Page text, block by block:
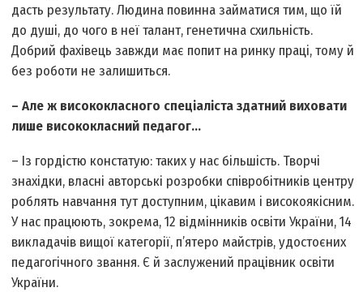
дасть результату. Людина повинна займатися тим, що їй
до душі, до чого в неї талант, генетична схильність.
Добрий фахівець завжди має попит на ринку праці, тому й
без роботи не залишиться.
– Але ж висококласного спеціаліста здатний виховати
лише висококласний педагог…
– Із гордістю констатую: таких у нас більшість. Творчі
знахідки, власні авторські розробки співробітників центру
роблять навчання тут доступним, цікавим і високоякісним.
У нас працюють, зокрема, 12 відмінників освіти України, 14
викладачів вищої категорії, п’ятеро майстрів, удостоєних
педагогічного звання. Є й заслужений працівник освіти
України.